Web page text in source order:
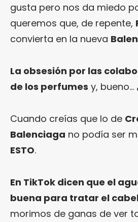
gusta pero nos da miedo
queremos que, de repente,
convierta en la nueva
La obsesión por las
de los perfumes y, bueno…
Cuando creías que lo de
Balenciaga no podía ser
ESTO.
En TikTok dicen que el
buena para tratar el
morimos de ganas de ver